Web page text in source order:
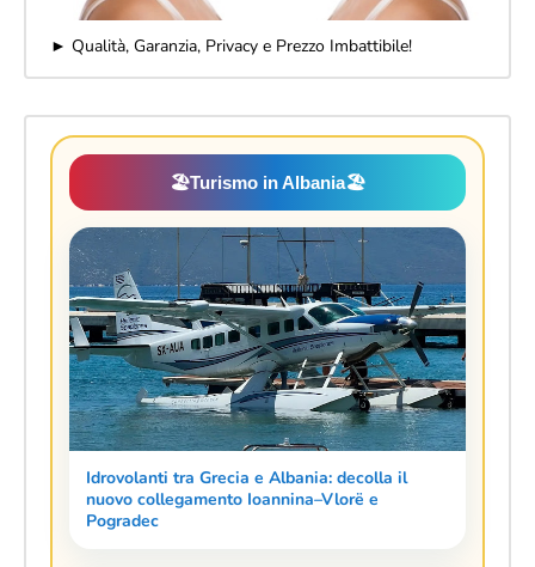
► Qualità, Garanzia, Privacy e Prezzo Imbattibile!
🏖️Turismo in Albania🏖️
Idrovolanti tra Grecia e Albania: decolla il
nuovo collegamento Ioannina–Vlorë e
Pogradec